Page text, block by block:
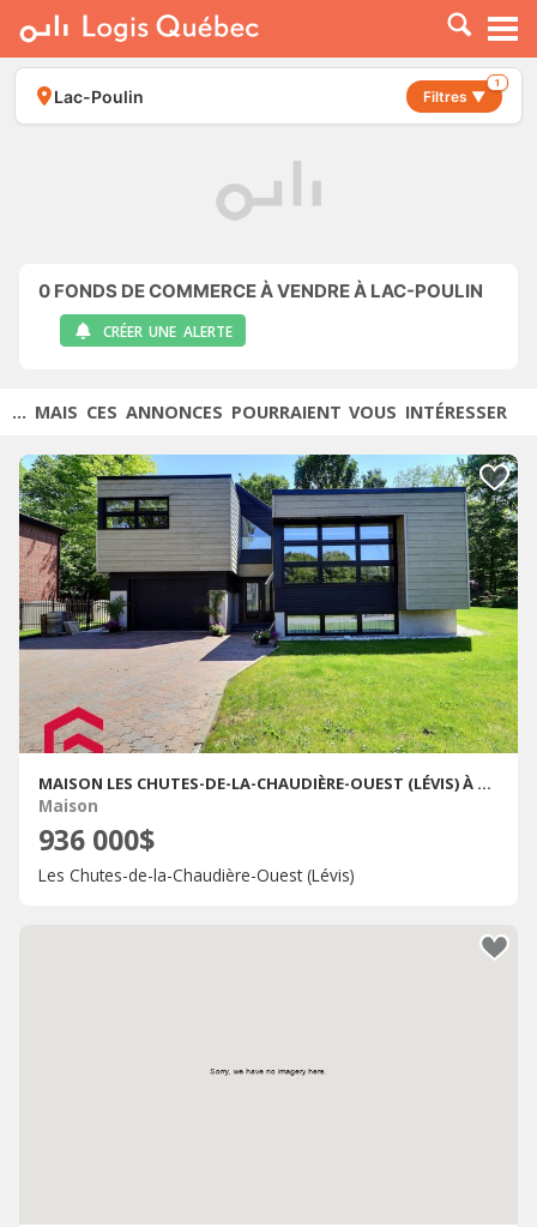
À LOUER
À VENDRE
PLACER UNE ANNONCE
Lac-Poulin Filtres ▼
1
0 FONDS DE COMMERCE À VENDRE À LAC-POULIN
CRÉER UNE ALERTE
... MAIS CES ANNONCES POURRAIENT VOUS INTÉRESSER
MAISON LES CHUTES-DE-LA-CHAUDIÈRE-OUEST (LÉVIS) À VENDRE
Maison
936 000$
Les Chutes-de-la-Chaudière-Ouest (Lévis)